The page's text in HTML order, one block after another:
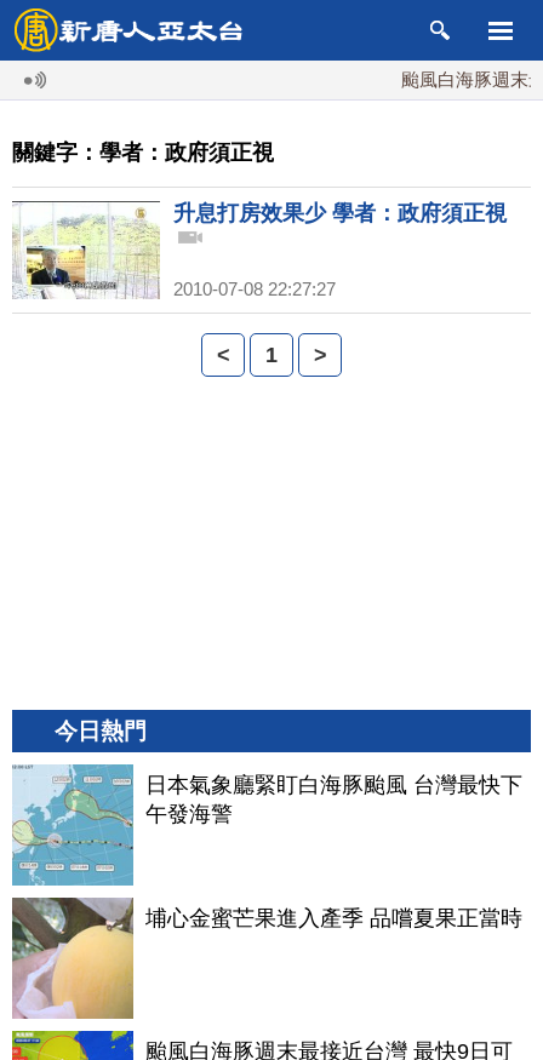
颱風白海豚週末最
關鍵字：學者：政府須正視
升息打房效果少 學者：政府須正視
2010-07-08 22:27:27
< 1 >
今日熱門
日本氣象廳緊盯白海豚颱風 台灣最快下
午發海警
埔心金蜜芒果進入產季 品嚐夏果正當時
颱風白海豚週末最接近台灣 最快9日可